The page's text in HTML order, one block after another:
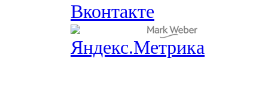
Вконтакте